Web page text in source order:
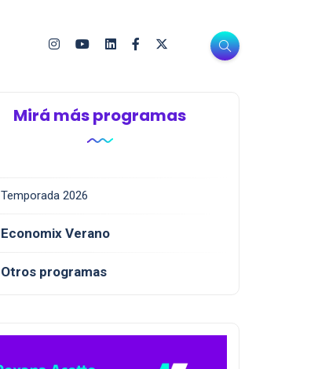
Mirá más programas
Temporada 2026
Economix Verano
Otros programas